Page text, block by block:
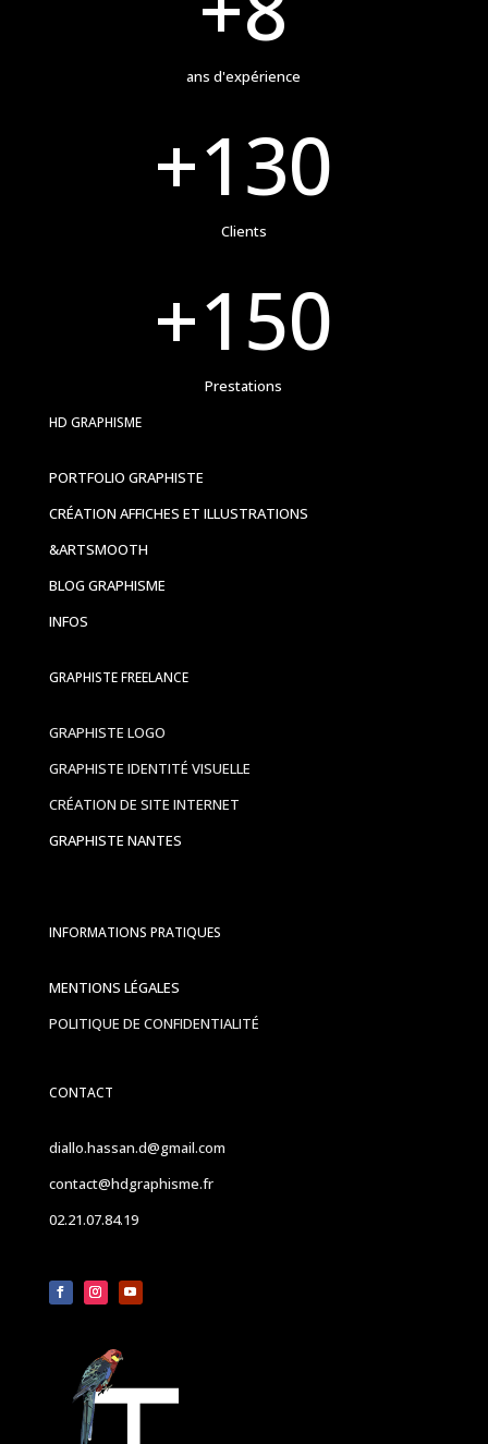
ans d'expérience
+130
Clients
+150
Prestations
HD GRAPHISME
PORTFOLIO GRAPHISTE
CRÉATION AFFICHES ET ILLUSTRATIONS
&ARTSMOOTH
BLOG GRAPHISME
INFOS
GRAPHISTE FREELANCE
GRAPHISTE LOGO
GRAPHISTE IDENTITÉ VISUELLE
CRÉATION DE SITE INTERNET
GRAPHISTE NANTES
INFORMATIONS PRATIQUES
MENTIONS LÉGALES
POLITIQUE DE CONFIDENTIALITÉ
CONTACT
diallo.hassan.d@gmail.com
contact@hdgraphisme.fr
02.21.07.84.19